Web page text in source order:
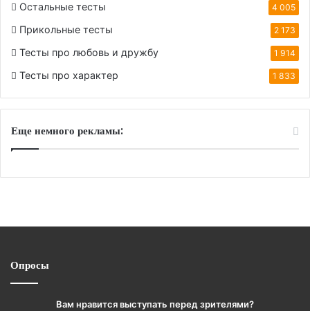
Остальные тесты 4 005
Прикольные тесты 2 173
Тесты про любовь и дружбу 1 914
Тесты про характер 1 833
Еще немного рекламы:
Опросы
Вам нравится выступать перед зрителями?